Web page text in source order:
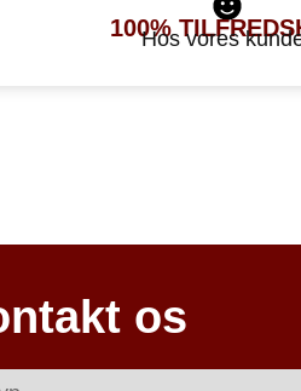
100%Hos vores
os